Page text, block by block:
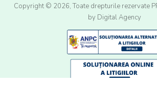
Copyright © 2026, Toate drepturile rezervate
by Digital Agency